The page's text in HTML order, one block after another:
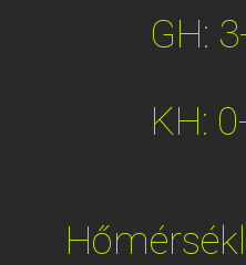
GH:
KH: